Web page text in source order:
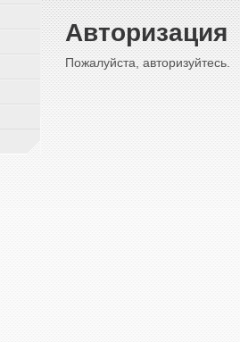
Авторизация
Пожалуйста, авторизуйтесь.